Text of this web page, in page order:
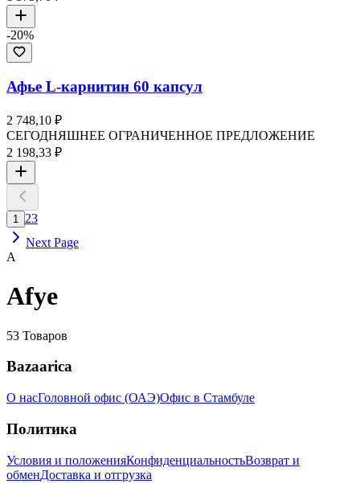
-20%
Афье L-карнитин 60 капсул
2 748,10 ₽
СЕГОДНЯШНЕЕ ОГРАНИЧЕННОЕ ПРЕДЛОЖЕНИЕ
2 198,33 ₽
1 23
Next Page
A
Afye
53 Товаров
Bazaarica
О насГоловной офис (ОАЭ)Офис в Стамбуле
Политика
Условия и положенияКонфиденциальностьВозврат и
обменДоставка и отгрузка